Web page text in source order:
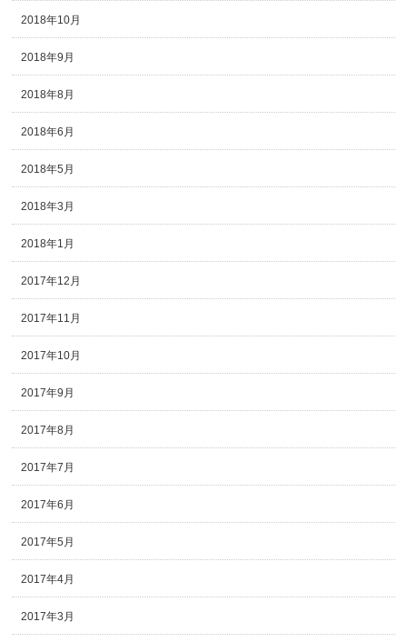
2018年10月
2018年9月
2018年8月
2018年6月
2018年5月
2018年3月
2018年1月
2017年12月
2017年11月
2017年10月
2017年9月
2017年8月
2017年7月
2017年6月
2017年5月
2017年4月
2017年3月